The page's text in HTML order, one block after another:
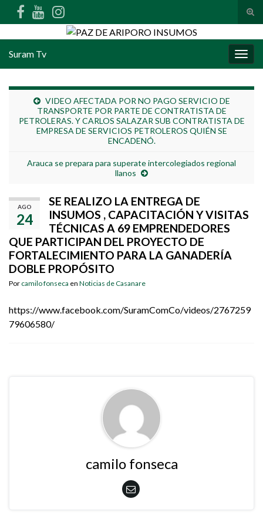
Search for:
Suram Tv
VIDEO AFECTADA POR NO PAGO SERVICIO DE
TRANSPORTE POR PARTE DE CONTRATISTA DE
PETROLERAS. Y CARLOS SALAZAR SUB CONTRATISTA DE
EMPRESA DE SERVICIOS PETROLEROS QUIÉN SE
ENCADENÓ.
Arauca se prepara para superate intercolegiados regional
llanos
AGO
24
SE REALIZO LA ENTREGA DE
INSUMOS , CAPACITACIÓN Y VISITAS
TÉCNICAS A 69 EMPRENDEDORES
QUE PARTICIPAN DEL PROYECTO DE
FORTALECIMIENTO PARA LA GANADERÍA
DOBLE PROPÓSITO
Por camilo fonseca en Noticias de Casanare
https://www.facebook.com/SuramComCo/videos/2767259
79606580/
camilo fonseca